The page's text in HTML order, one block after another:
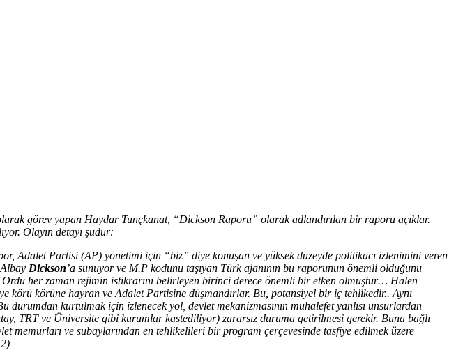
görev yapan Haydar Tunçkanat, “Dickson Raporu” olarak adlandırılan bir raporu açıklar.
Olayın detayı şudur:
Adalet Partisi (AP) yönetimi için “biz” diye konuşan ve yüksek düzeyde politikacı izlenimini veren
Dickson’a sunuyor ve M.P kodunu taşıyan Türk ajanının bu raporunun önemli olduğunu
her zaman rejimin istikrarını belirleyen birinci derece önemli bir etken olmuştur… Halen
körü körüne hayran ve Adalet Partisine düşmandırlar. Bu, potansiyel bir iç tehlikedir.. Aynı
kurtulmak için izlenecek yol, devlet mekanizmasının muhalefet yanlısı unsurlardan
TRT ve Üniversite gibi kurumlar kastediliyor) zararsız duruma getirilmesi gerekir. Buna bağlı
memurları ve subaylarından en tehlikelileri bir program çerçevesinde tasfiye edilmek üzere